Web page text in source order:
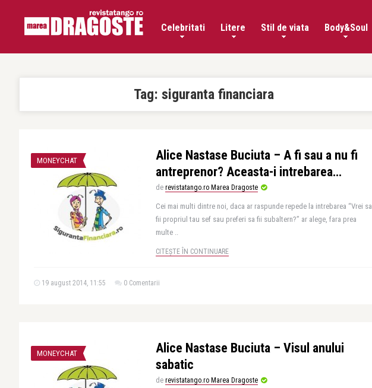
Celebritati Litere Stil de viata Body&Soul
Tag: siguranta financiara
MONEYCHAT
Alice Nastase Buciuta – A fi sau a nu fi
antreprenor? Aceasta-i intrebarea…
de revistatango.ro Marea Dragoste
Cei mai multi dintre noi, daca ar raspunde repede la intrebarea “Vrei sa
fii propriul tau sef sau preferi sa fii subaltern?” ar alege, fara prea
multe ..
CITEȘTE ÎN CONTINUARE
19 august 2014, 11:55 0 Comentarii
MONEYCHAT
Alice Nastase Buciuta – Visul anului
sabatic
de revistatango.ro Marea Dragoste